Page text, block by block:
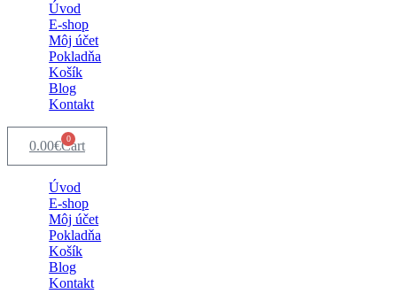
Úvod
E-shop
Môj účet
Pokladňa
Košík
Blog
Kontakt
0.00€ 0
Cart
Úvod
E-shop
Môj účet
Pokladňa
Košík
Blog
Kontakt